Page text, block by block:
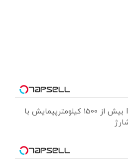
IM LS9 بیش از 1500 کیلومترپیمایش با